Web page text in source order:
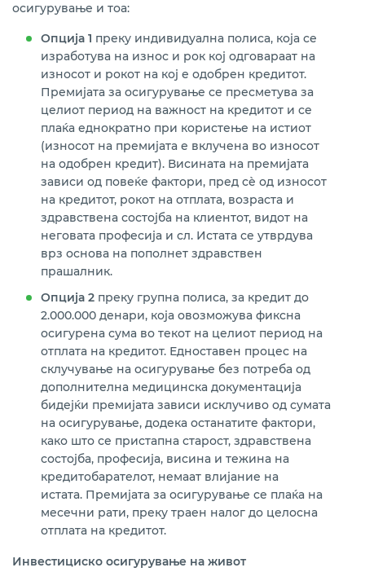
осигурување и тоа:
Опција 1 преку индивидуална полиса, која се
изработува на износ и рок кој одговараат на
износот и рокот на кој е одобрен кредитот.
Премијата за осигурување се пресметува за
целиот период на важност на кредитот и се
плаќа еднократно при користење на истиот
(износот на премијата е вклучена во износот
на одобрен кредит). Висината на премијата
зависи од повеќе фактори, пред сѐ од износот
на кредитот, рокот на отплата, возраста и
здравствена состојба на клиентот, видот на
неговата професија и сл. Истата се утврдува
врз основа на пополнет здравствен
прашалник.
Опција 2 преку групна полиса, за кредит до
2.000.000 денари, која овозможува фиксна
осигурена сума во текот на целиот период на
отплата на кредитот. Едноставен процес на
склучување на осигурување без потреба од
дополнителна медицинска документација
бидејќи премијата зависи исклучиво од сумата
на осигурување, додека останатите фактори,
како што се пристапна старост, здравствена
состојба, професија, висина и тежина на
кредитобарателот, немаат влијание на
истата. Премијата за осигурување се плаќа на
месечни рати, преку траен налог до целосна
отплата на кредитот.
Инвестициско осигурување на живот